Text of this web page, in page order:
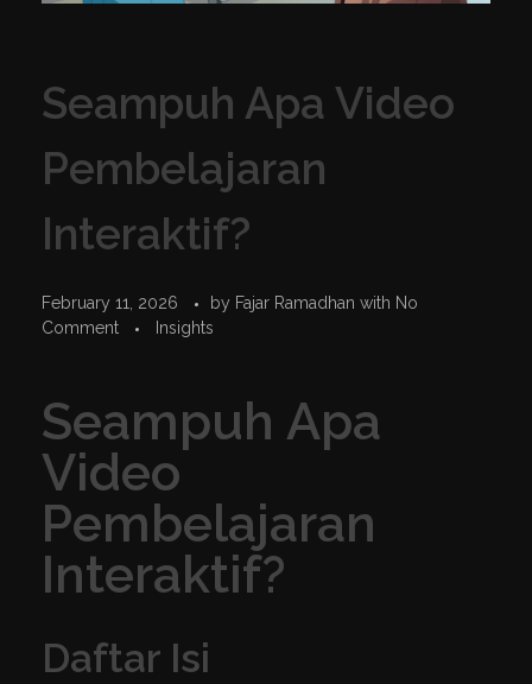
Seampuh Apa Video
Pembelajaran
Interaktif?
February 11, 2026 by Fajar Ramadhan with No
Comment
Insights
Seampuh Apa
Video
Pembelajaran
Interaktif?
Daftar Isi